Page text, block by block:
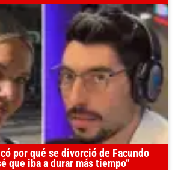
por qué se divorció de Facundo
que iba a durar más tiempo”